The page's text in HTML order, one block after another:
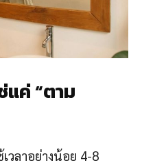
แค่ “ตาม
วลาอย่างน้อย 4-8